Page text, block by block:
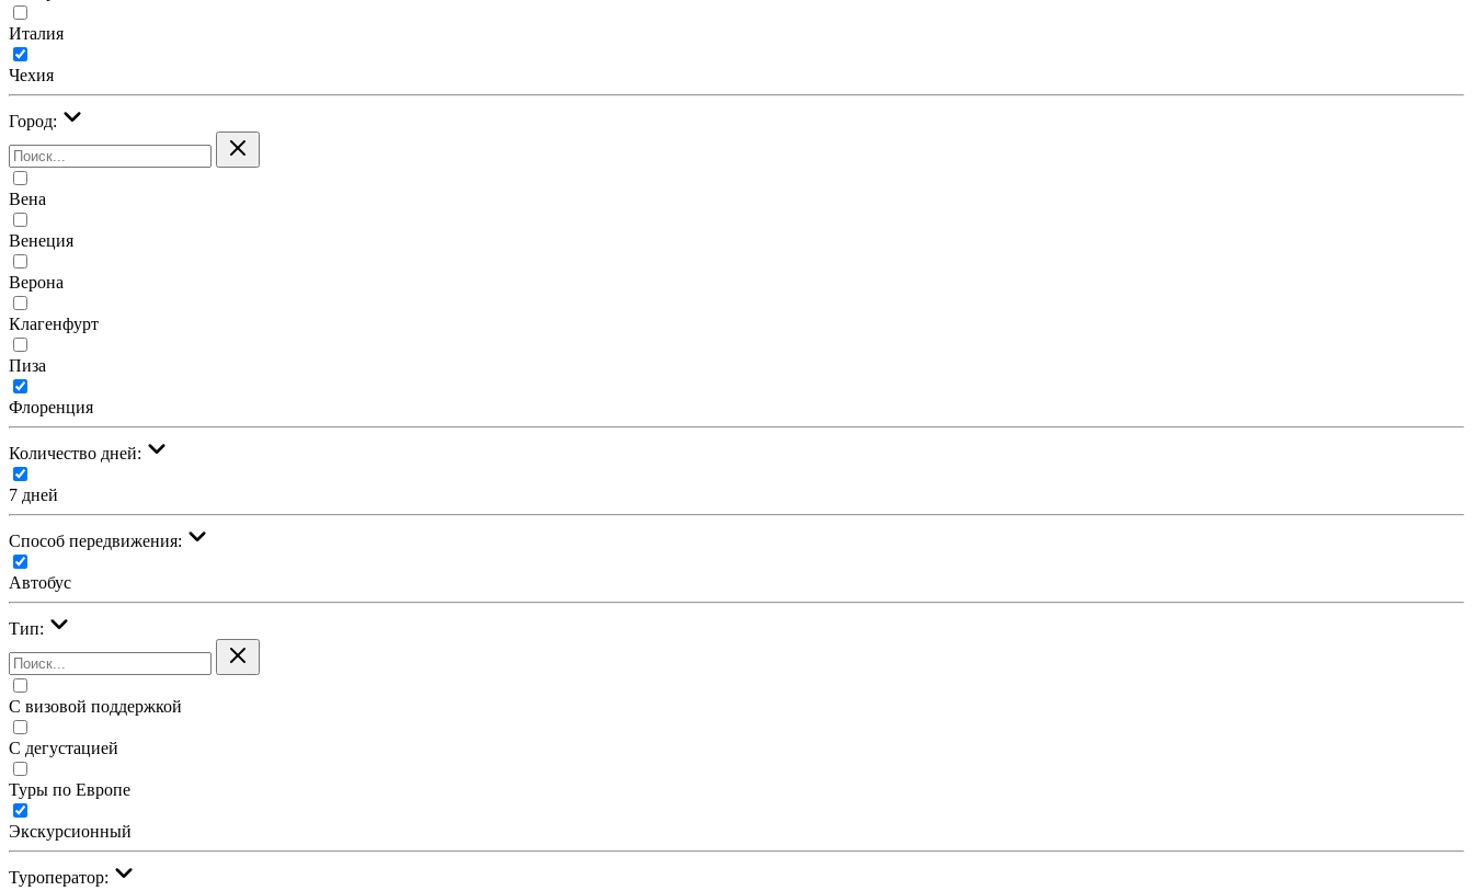
Италия
Чехия
Город:
Вена
Венеция
Верона
Клагенфурт
Пиза
Флоренция
Количество дней:
7 дней
Cпособ передвижения:
Автобус
Тип:
С визовой поддержкой
С дегустацией
Туры по Европе
Экскурсионный
Туроператор: